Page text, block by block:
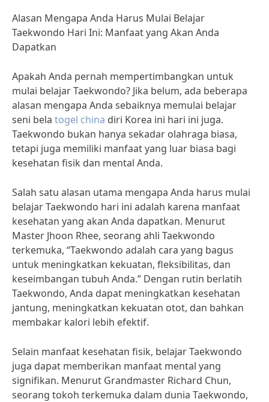
Alasan Mengapa Anda Harus Mulai Belajar
Taekwondo Hari Ini: Manfaat yang Akan Anda
Dapatkan
Apakah Anda pernah mempertimbangkan untuk
mulai belajar Taekwondo? Jika belum, ada beberapa
alasan mengapa Anda sebaiknya memulai belajar
seni bela togel china diri Korea ini hari ini juga.
Taekwondo bukan hanya sekadar olahraga biasa,
tetapi juga memiliki manfaat yang luar biasa bagi
kesehatan fisik dan mental Anda.
Salah satu alasan utama mengapa Anda harus mulai
belajar Taekwondo hari ini adalah karena manfaat
kesehatan yang akan Anda dapatkan. Menurut
Master Jhoon Rhee, seorang ahli Taekwondo
terkemuka, “Taekwondo adalah cara yang bagus
untuk meningkatkan kekuatan, fleksibilitas, dan
keseimbangan tubuh Anda.” Dengan rutin berlatih
Taekwondo, Anda dapat meningkatkan kesehatan
jantung, meningkatkan kekuatan otot, dan bahkan
membakar kalori lebih efektif.
Selain manfaat kesehatan fisik, belajar Taekwondo
juga dapat memberikan manfaat mental yang
signifikan. Menurut Grandmaster Richard Chun,
seorang tokoh terkemuka dalam dunia Taekwondo,